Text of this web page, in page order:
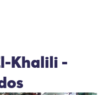
Khalili -